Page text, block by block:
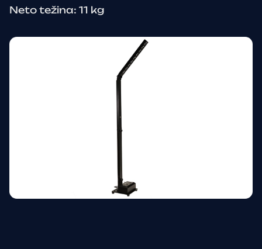
Neto težina: 11 kg